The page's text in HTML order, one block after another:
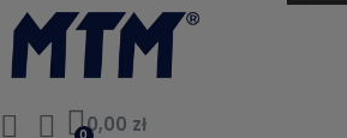
0,00 zł